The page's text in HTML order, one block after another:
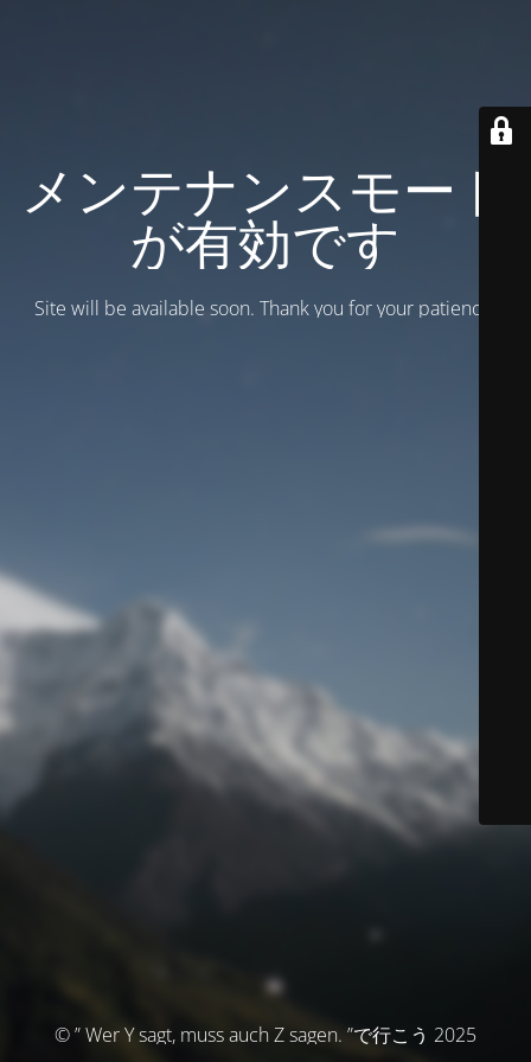
メンテナンスモード
が有効です
Site will be available soon. Thank you for your patience!
© ” Wer Y sagt, muss auch Z sagen. ”で行こう 2025